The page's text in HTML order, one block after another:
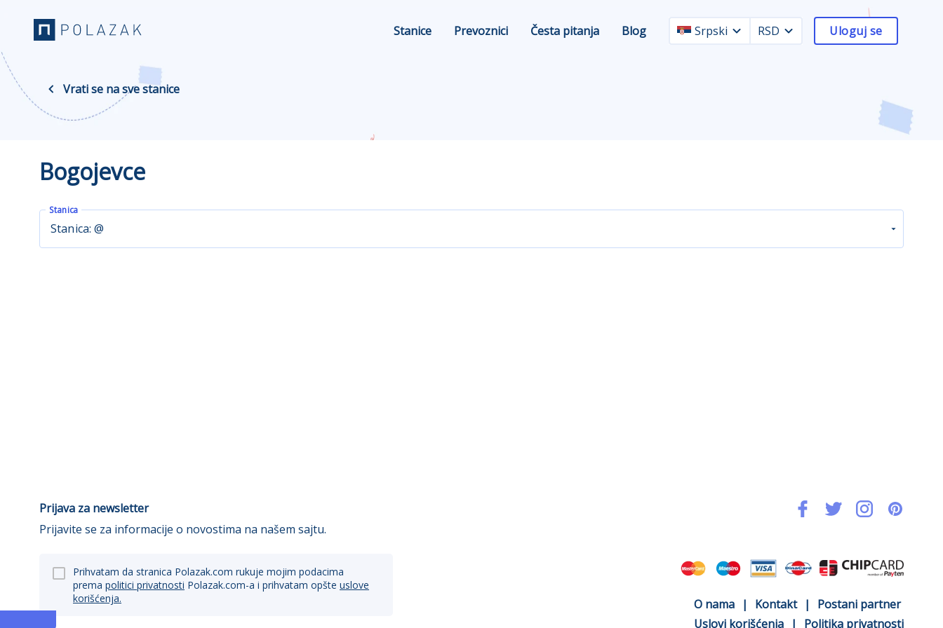
Stanice Prevoznici Česta pitanja Blog Srpski RSD Uloguj se
Vrati se na sve stanice
Bogojevce
Stanica
Stanica: @
Prijava za newsletter
Prijavite se za informacije o novostima na našem sajtu.
Prihvatam da stranica Polazak.com rukuje mojim podacima
prema politici privatnosti Polazak.com-a i prihvatam opšte uslove
korišćenja.
O nama | Kontakt |
Postani partner
Uslovi korišćenja | Politika privatnosti